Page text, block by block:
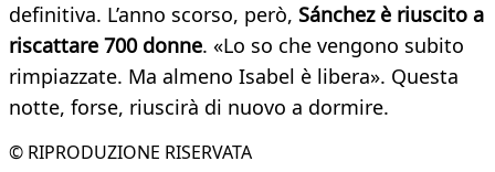
definitiva. L’anno scorso, però, Sánchez è riuscito a
riscattare 700 donne. «Lo so che vengono subito
rimpiazzate. Ma almeno Isabel è libera». Questa
notte, forse, riuscirà di nuovo a dormire.
© RIPRODUZIONE RISERVATA